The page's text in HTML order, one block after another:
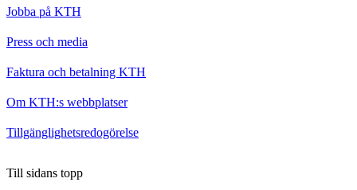
Jobba på KTH
Press och media
Faktura och betalning KTH
Om KTH:s webbplatser
Tillgänglighetsredogörelse
Till sidans topp